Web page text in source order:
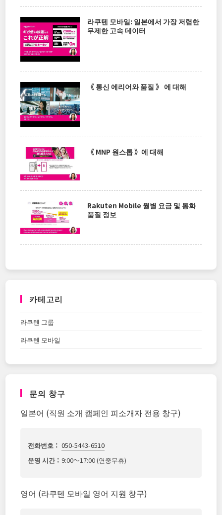
라쿠텐 모바일: 일본에서 가장 저렴한
무제한 고속 데이터
《 통신 에리어와 품질 》 에 대해
《 MNP 원스톱 》에 대해
Rakuten Mobile 월별 요금 및 통화
품질 정보
카테고리
라쿠텐 그룹
라쿠텐 모바일
문의 창구
일본어 (직원 소개 캠페인 피소개자 전용 창구)
전화번호： 050-5443-6510
운영 시간：9:00～17:00 (연중무휴)
영어 (라쿠텐 모바일 영어 지원 창구)